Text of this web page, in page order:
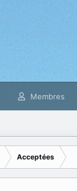
Membres
Acceptées